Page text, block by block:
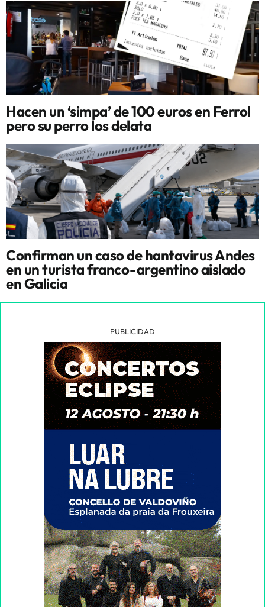
Hacen un ‘simpa’ de 100 euros en Ferrol
pero su perro los delata
Confirman un caso de hantavirus Andes
en un turista franco-argentino aislado
en Galicia
PUBLICIDAD